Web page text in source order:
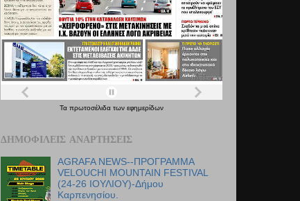
Τα πρωτοσέλιδα των εφημερίδων
ΔΗΜΟΦΙΛΕΊΣ ΑΝΑΡΤΉΣΕΙΣ
AGRAFA NEWS--ΠΡΟΓΡΑΜΜΑ
VELOUCHI MOUNTAIN FESTIVAL
(24-26 ΙΟΥΛΙΟΥ)-Δήμου
Καρπενησίου.